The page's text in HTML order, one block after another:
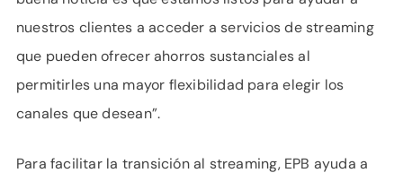
nuestros clientes a acceder a servicios de streaming
que pueden ofrecer ahorros sustanciales al
permitirles una mayor flexibilidad para elegir los
canales que desean”.
Para facilitar la transición al streaming, EPB ayuda a